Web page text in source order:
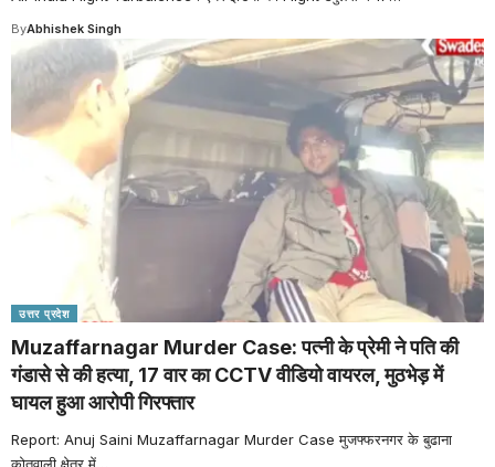
ByAbhishek Singh
उत्तर प्रदेश
Muzaffarnagar Murder Case: पत्नी के प्रेमी ने पति की
गंडासे से की हत्या, 17 वार का CCTV वीडियो वायरल, मुठभेड़ में
घायल हुआ आरोपी गिरफ्तार
Report: Anuj Saini Muzaffarnagar Murder Case मुजफ्फरनगर के बुढाना